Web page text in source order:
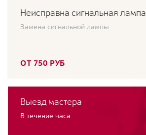
Неисправна сигнальная лампа
Замена сигнальной лампы
ОТ 750 РУБ
Выезд мастера
В течение часа